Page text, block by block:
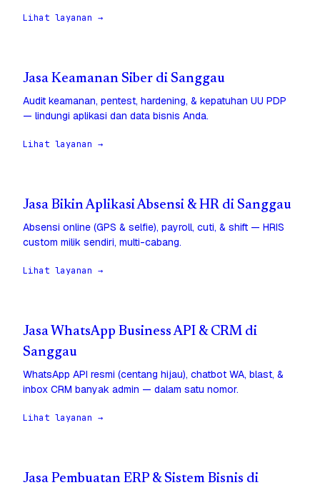
Lihat layanan →
Jasa Keamanan Siber di Sanggau
Audit keamanan, pentest, hardening, & kepatuhan UU PDP
— lindungi aplikasi dan data bisnis Anda.
Lihat layanan →
Jasa Bikin Aplikasi Absensi & HR di Sanggau
Absensi online (GPS & selfie), payroll, cuti, & shift — HRIS
custom milik sendiri, multi-cabang.
Lihat layanan →
Jasa WhatsApp Business API & CRM di
Sanggau
WhatsApp API resmi (centang hijau), chatbot WA, blast, &
inbox CRM banyak admin — dalam satu nomor.
Lihat layanan →
Jasa Pembuatan ERP & Sistem Bisnis di